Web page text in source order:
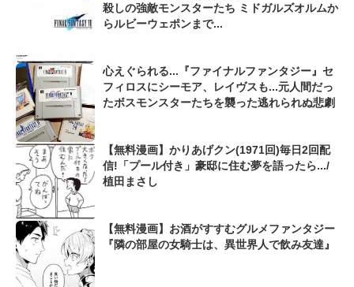
殺しの強敵モンスターたち ミドガルズオルムか
らルビーウェポンまで...
心えぐられる...『ファイナルファンタジー』セ
フィロスにシーモア、レイヴスも...元人間だっ
たボスモンスターたちを襲った逃れられぬ悲劇
【無料漫画】かりあげクン(1971回)毎日2回配
信!「プール付き」豪邸に住む夢を語ったら.../
植田まさし
【無料漫画】お酒がすすむグルメファンタジー
『隣の部屋の女騎士は、異世界人で飲み友達』